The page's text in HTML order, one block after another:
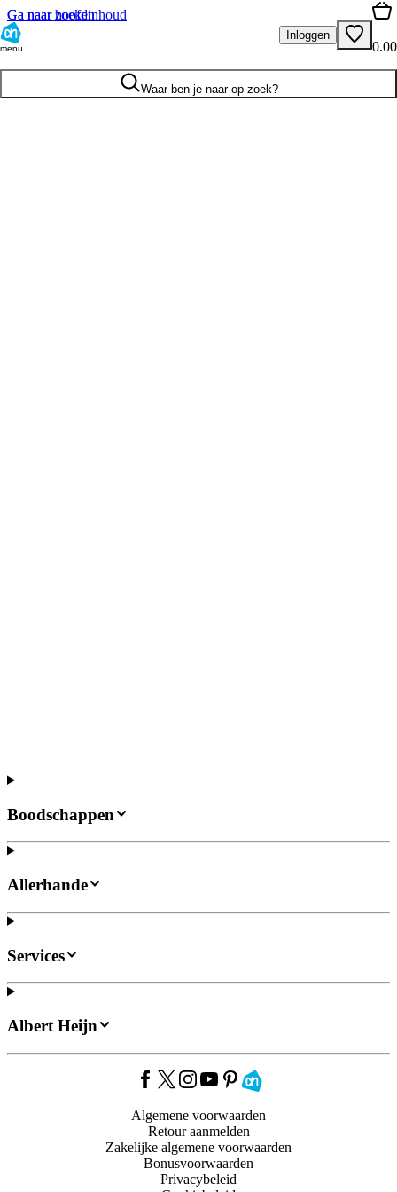
Ga naar hoofdinhoud
Ga naar zoeken
menu
Inloggen
0.00
Waar ben je naar op zoek?
Boodschappen
Allerhande
Services
Albert Heijn
Algemene voorwaarden
Retour aanmelden
Zakelijke algemene voorwaarden
Bonusvoorwaarden
Privacybeleid